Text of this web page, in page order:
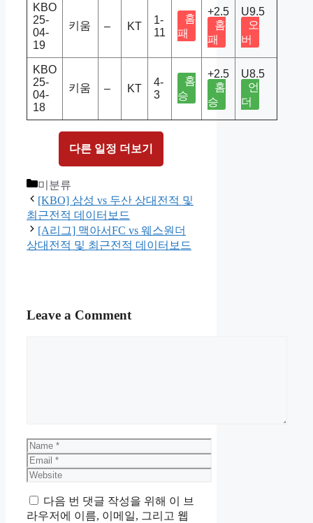
KBO
25-
04-
19
키움 – KT
1-
11
홈
패
+2.5
홈
패
U9.5
오
버
KBO
25-
04-
18
키움 – KT
4-
3
홈
승
+2.5
홈
승
U8.5
언
더
다른 일정 더보기
Categories
미분류
[KBO] 삼성 vs 두산 상대전적 및
최근전적 데이터보드
[A리그] 맥아서FC vs 웨스원더
상대전적 및 최근전적 데이터보드
Leave a Comment
Name
Email
Website
다음 번 댓글 작성을 위해 이 브
라우저에 이름, 이메일, 그리고 웹